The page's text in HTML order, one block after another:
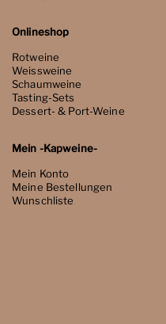
Onlineshop
Rotweine
Weissweine
Schaumweine
Tasting-Sets
Dessert- & Port-Weine
Mein -Kapweine-
Mein Konto
Meine Bestellungen
Wunschliste